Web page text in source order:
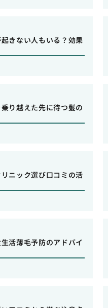
きない人もいる？効果
り越えた先に待つ髪の
ニック選び口コミの活
活薄毛予防のアドバイ